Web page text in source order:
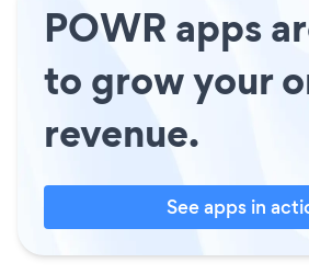
POWR apps
to grow your
revenue.
See apps in